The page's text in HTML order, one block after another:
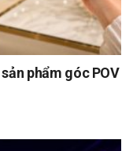
phẩm góc POV